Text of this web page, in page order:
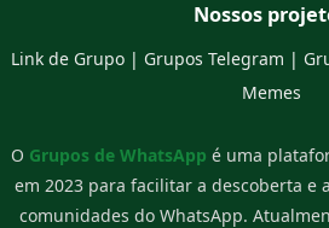
Nossos
Link de Grupo | Grupos Telegram |
Memes
O Grupos de WhatsApp é uma
em 2023 para facilitar a descoberta e
comunidades do WhatsApp.